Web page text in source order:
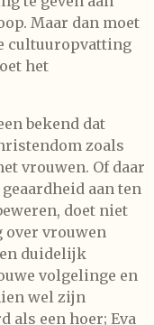
Maar dan moet
cultuuropvatting
het
bekend dat
zoals
vrouwen. Of daar
aan ten
doet niet
over vrouwen
duidelijk
volgelinge en
wel zijn
als een hoer; Eva